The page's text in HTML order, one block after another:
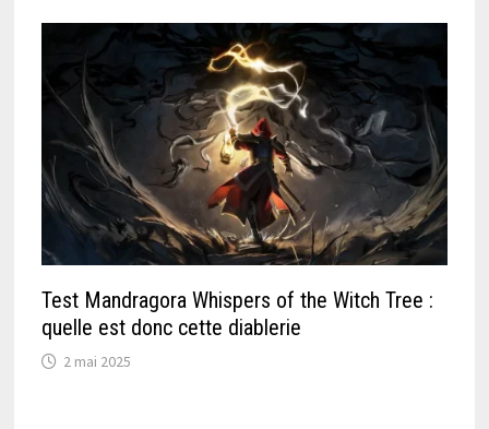
Test Mandragora Whispers of the Witch Tree :
quelle est donc cette diablerie
2 mai 2025